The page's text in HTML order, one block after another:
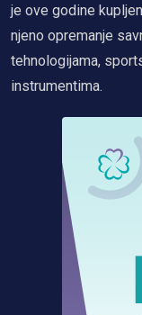
je ove godine
njeno opremanje
tehnologijama,
instrumentima.